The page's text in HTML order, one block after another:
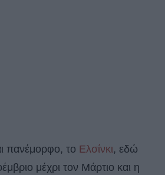
πανέμορφο, το Ελσίνκι, εδώ
μέχρι τον Μάρτιο και η